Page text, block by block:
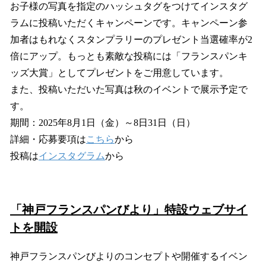
お子様の写真を指定のハッシュタグをつけてインスタグ
ラムに投稿いただくキャンペーンです。キャンペーン参
加者はもれなくスタンプラリーのプレゼント当選確率が2
倍にアップ。もっとも素敵な投稿には「フランスパンキ
ッズ大賞」としてプレゼントをご用意しています。
また、投稿いただいた写真は秋のイベントで展示予定で
す。
期間：2025年8月1日（金）～8日31日（日）
詳細・応募要項はこちらから
投稿はインスタグラムから
「神戸フランスパンびより」特設ウェブサイ
トを開設
神戸フランスパンびよりのコンセプトや開催するイベン